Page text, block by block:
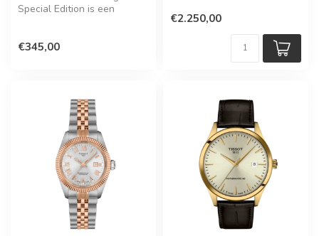
Special Edition is een
€345,00
generf...
€2.250,00